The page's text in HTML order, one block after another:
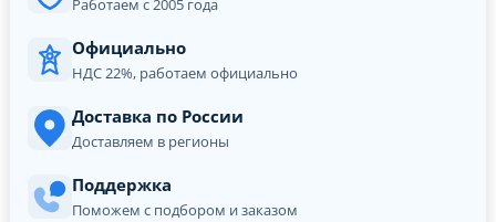
Работаем с 2005 года
Официально
НДС 22%, работаем официально
Доставка по России
Доставляем в регионы
Поддержка
Поможем с подбором и заказом